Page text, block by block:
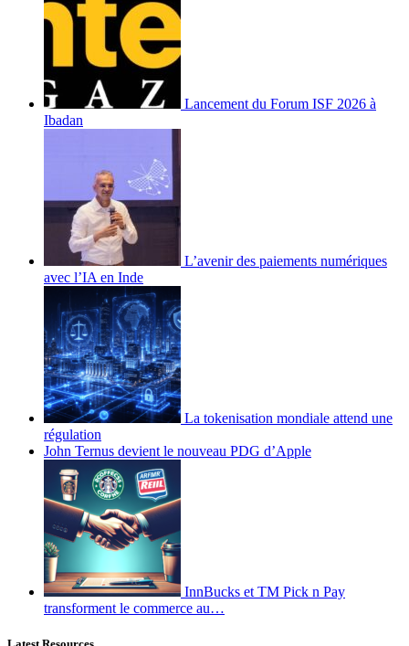
Lancement du Forum ISF 2026 à
Ibadan
L’avenir des paiements numériques
avec l’IA en Inde
La tokenisation mondiale attend une
régulation
John Ternus devient le nouveau PDG d’Apple
InnBucks et TM Pick n Pay
transforment le commerce au…